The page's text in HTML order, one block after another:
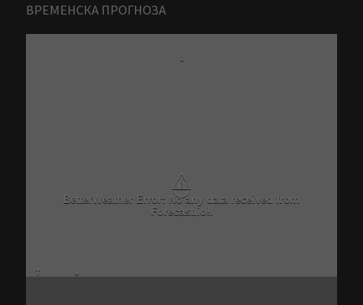
ВРЕМЕНСКА ПРОГНОЗА
-
⚠
BetterWeather Error: No any data received from
Forecast.io!.